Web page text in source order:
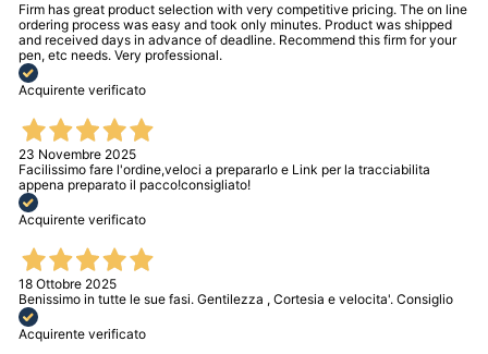
Firm has great product selection with very competitive pricing. The on line
ordering process was easy and took only minutes. Product was shipped
and received days in advance of deadline. Recommend this firm for your
pen, etc needs. Very professional.
Acquirente verificato
23 Novembre 2025
Facilissimo fare l'ordine,veloci a prepararlo e Link per la tracciabilita
appena preparato il pacco!consigliato!
Acquirente verificato
18 Ottobre 2025
Benissimo in tutte le sue fasi. Gentilezza , Cortesia e velocita'. Consiglio
Acquirente verificato